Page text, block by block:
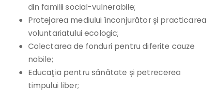
din familii social-vulnerabile;
Protejarea mediului înconjurător și practicarea
voluntariatului ecologic;
Colectarea de fonduri pentru diferite cauze
nobile;
Educația pentru sănătate și petrecerea
timpului liber;